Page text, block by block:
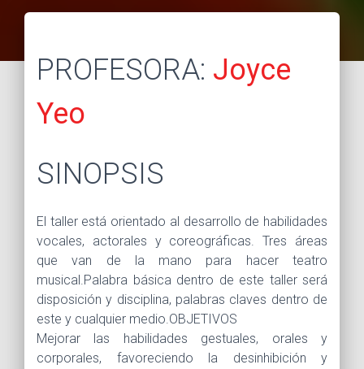
PROFESORA: Joyce
Yeo
SINOPSIS
El taller está orientado al desarrollo de habilidades
vocales, actorales y coreográficas. Tres áreas
que van de la mano para hacer teatro
musical.Palabra básica dentro de este taller será
disposición y disciplina, palabras claves dentro de
este y cualquier medio.OBJETIVOS
Mejorar las habilidades gestuales, orales y
corporales, favoreciendo la desinhibición y